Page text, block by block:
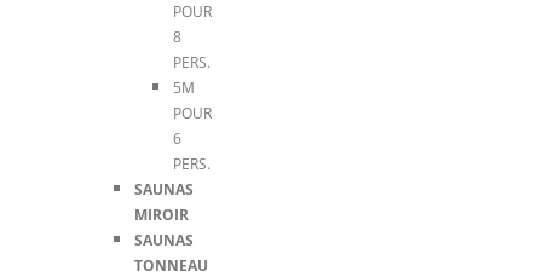
POUR
8
PERS.
5M
POUR
6
PERS.
SAUNAS
MIROIR
SAUNAS
TONNEAU